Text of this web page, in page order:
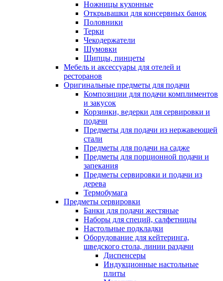
Ножницы кухонные
Открывашки для консервных банок
Половники
Терки
Чекодержатели
Шумовки
Щипцы, пинцеты
Мебель и аксессуары для отелей и
ресторанов
Оригинальные предметы для подачи
Композиции для подачи комплиментов
и закусок
Корзинки, ведерки для сервировки и
подачи
Предметы для подачи из нержавеющей
стали
Предметы для подачи на садже
Предметы для порционной подачи и
запекания
Предметы сервировки и подачи из
дерева
Термобумага
Предметы сервировки
Банки для подачи жестяные
Наборы для специй, салфетницы
Настольные подкладки
Оборудование для кейтеринга,
шведского стола, линии раздачи
Диспенсеры
Индукционные настольные
плиты